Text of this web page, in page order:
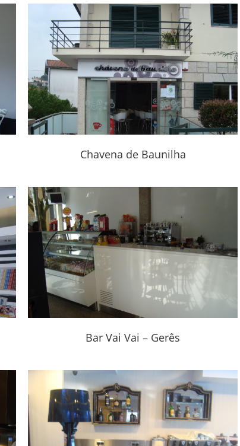
Chavena de Baunilha
Cafetaria Água na Boca – V. Minho
Bar Vai Vai – Gerês
Aroma Popular